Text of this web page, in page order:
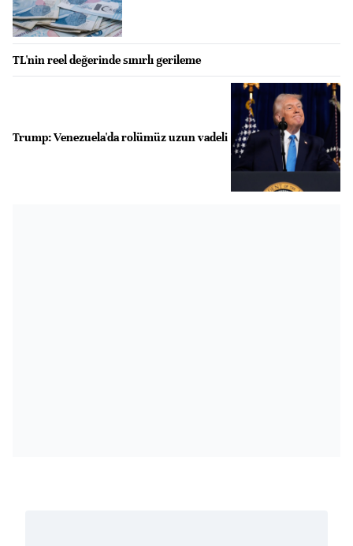
TL'nin reel değerinde sınırlı gerileme
Trump: Venezuela'da rolümüz uzun vadeli